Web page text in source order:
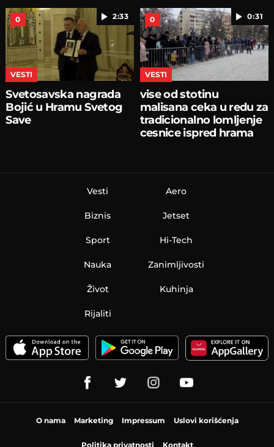
2:33
0
VESTI
Svetosavska nagrada
Bojić u Hramu Svetog
Save
0:31
0
VESTI
vise od stotinu
malisana ceka u redu za
tradicionalno lomljenje
cesnice ispred hrama
Vesti
Biznis
Sport
Nauka
Aero
Jetset
Hi-Tech
Zanimljivosti
Život Kuhinja
Rijaliti
O nama Marketing Impressum Uslovi korišćenja
Politika privatnosti Kontakt